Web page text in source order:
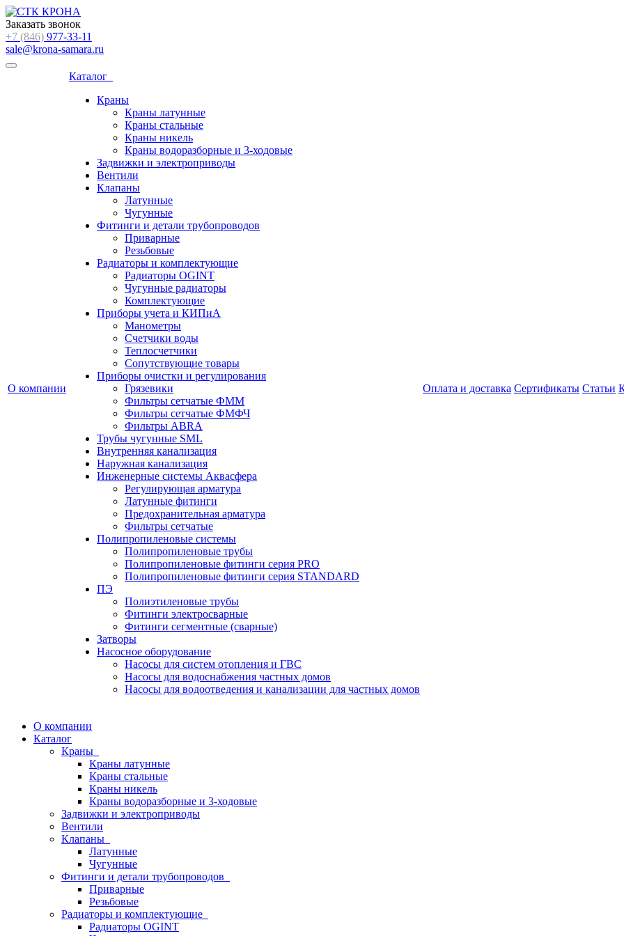
Заказать звонок
+7 (846) 977-33-11
sale@krona-samara.ru
О компании
Каталог
Краны
Краны латунные
Краны стальные
Краны никель
Краны водоразборные и 3-ходовые
Задвижки и электроприводы
Вентили
Клапаны
Латунные
Чугунные
Фитинги и детали трубопроводов
Приварные
Резьбовые
Радиаторы и комплектующие
Радиаторы OGINT
Чугунные радиаторы
Комплектующие
Приборы учета и КИПиА
Манометры
Счетчики воды
Теплосчетчики
Сопутствующие товары
Приборы очистки и регулирования
Грязевики
Фильтры сетчатые ФММ
Фильтры сетчатые ФМФЧ
Фильтры ABRA
Трубы чугунные SML
Внутренняя канализация
Наружная канализация
Инженерные системы Аквасфера
Регулирующая арматура
Латунные фитинги
Предохранительная арматура
Фильтры сетчатые
Полипропиленовые системы
Полипропиленовые трубы
Полипропиленовые фитинги серия PRO
Полипропиленовые фитинги серия STANDARD
ПЭ
Полиэтиленовые трубы
Фитинги электросварные
Фитинги сегментные (сварные)
Затворы
Насосное оборудование
Насосы для систем отопления и ГВС
Насосы для водоснабжения частных домов
Насосы для водоотведения и канализации для частных домов
Оплата и доставка Сертификаты Статьи
О компании
Каталог
Краны
Краны латунные
Краны стальные
Краны никель
Краны водоразборные и 3-ходовые
Задвижки и электроприводы
Вентили
Клапаны
Латунные
Чугунные
Фитинги и детали трубопроводов
Приварные
Резьбовые
Радиаторы и комплектующие
Радиаторы OGINT